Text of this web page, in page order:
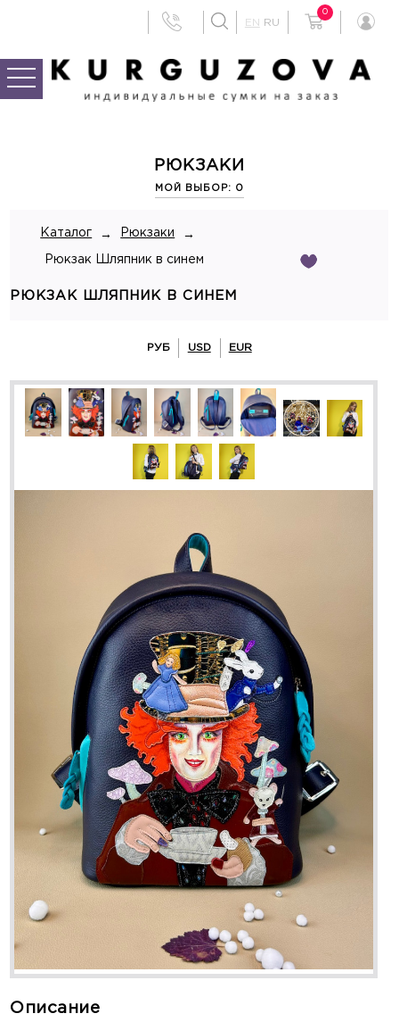
0
EN RU
РЮКЗАКИ
Каталог → Рюкзаки →
Рюкзак Шляпник в синем
РЮКЗАК ШЛЯПНИК В СИНЕМ
МОЙ ВЫБОР: 0
РУБ USD EUR
Описание